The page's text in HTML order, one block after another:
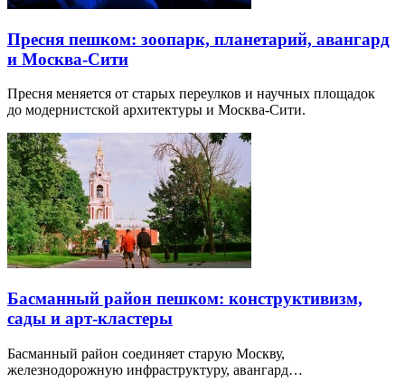
Пресня пешком: зоопарк, планетарий, авангард
и Москва-Сити
Пресня меняется от старых переулков и научных площадок
до модернистской архитектуры и Москва-Сити.
Басманный район пешком: конструктивизм,
сады и арт-кластеры
Басманный район соединяет старую Москву,
железнодорожную инфраструктуру, авангард…